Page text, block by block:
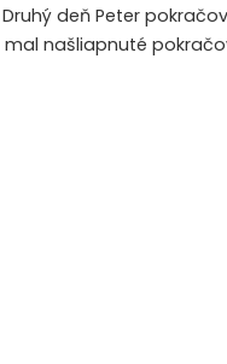
deň Peter
našliapnuté